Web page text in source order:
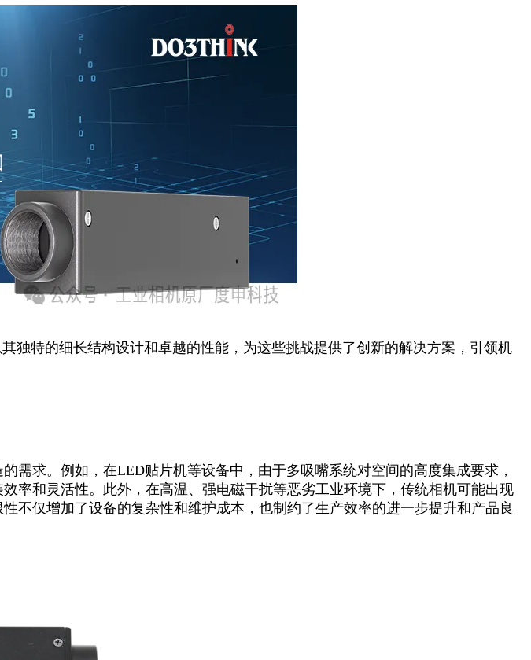
其独特的细长结构设计和卓越的性能，为这些挑战提供了创新的解决方案，引领机
求。例如，在LED贴片机等设备中，由于多吸嘴系统对空间的高度集成要求，
率和灵活性。此外，在高温、强电磁干扰等恶劣工业环境下，传统相机可能出现
不仅增加了设备的复杂性和维护成本，也制约了生产效率的进一步提升和产品良